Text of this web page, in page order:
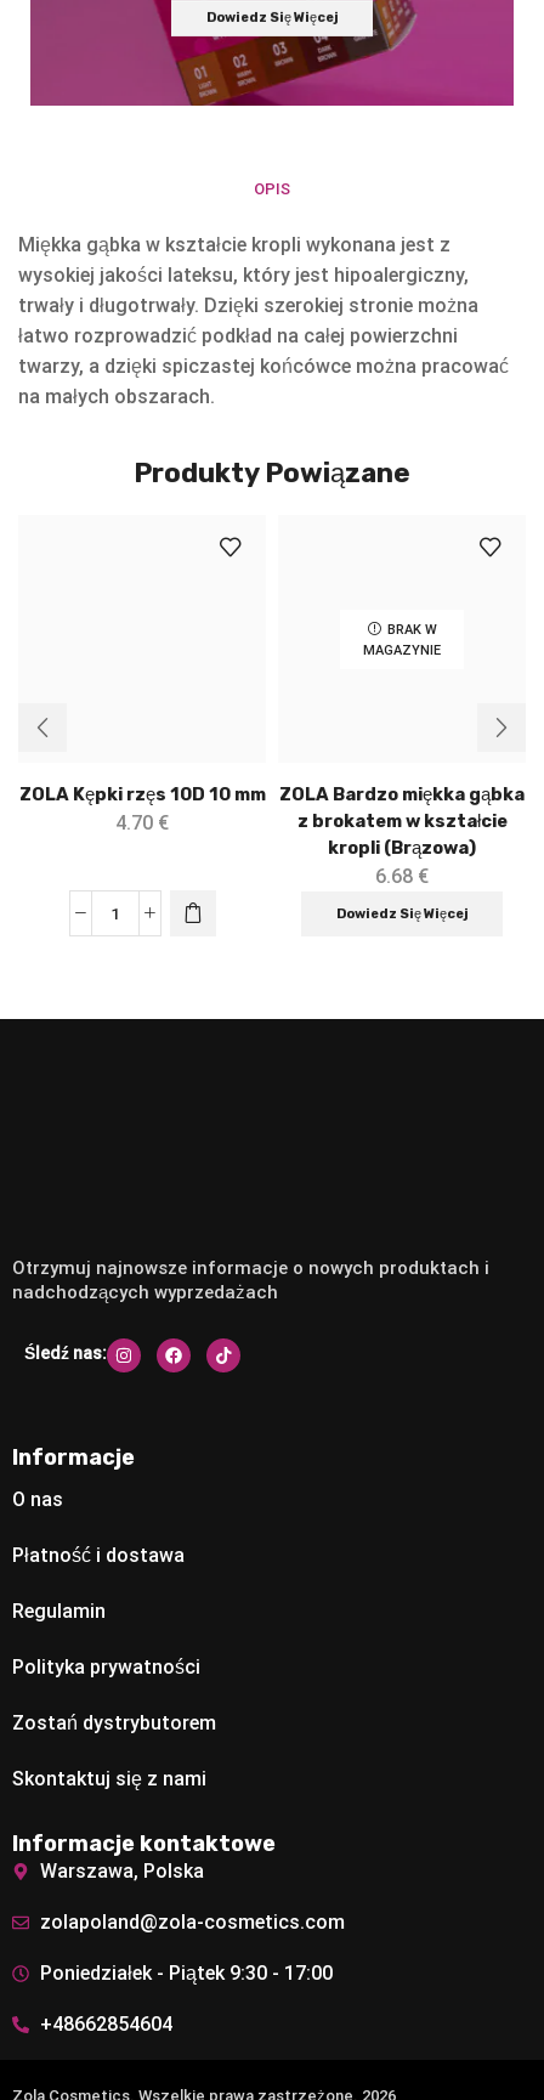
Dowiedz Się Więcej
OPIS
Miękka gąbka w kształcie kropli wykonana jest z
wysokiej jakości lateksu, który jest hipoalergiczny,
trwały i długotrwały. Dzięki szerokiej stronie można
łatwo rozprowadzić podkład na całej powierzchni
twarzy, a dzięki spiczastej końcówce można pracować
na małych obszarach.
Produkty Powiązane
ZOLA Kępki rzęs 10D 10 mm
4.70 €
BRAK W
MAGAZYNIE
ZOLA Bardzo miękka gąbka
z brokatem w kształcie
kropli (Brązowa)
6.68 €
Dowiedz Się Więcej
Otrzymuj najnowsze informacje o nowych produktach i
nadchodzących wyprzedażach
Śledź nas:
Informacje
O nas
Płatność i dostawa
Regulamin
Polityka prywatności
Zostań dystrybutorem
Skontaktuj się z nami
Informacje kontaktowe
Warszawa, Polska
zolapoland@zola-cosmetics.com
Poniedziałek - Piątek 9:30 - 17:00
+48662854604
Zola Cosmetics. Wszelkie prawa zastrzeżone. 2026